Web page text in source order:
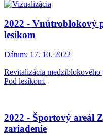
2022 - Vnútroblokový
lesíkom
Dátum: 17. 10. 2022
Revitalizácia
Pod lesíkom.
2022 - Športový areál
zariadenie